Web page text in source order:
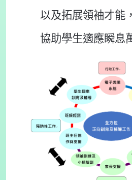
以及拓展領袖才能
協助學生適應瞬息